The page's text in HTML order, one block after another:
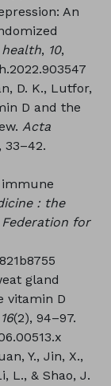
An
, 10,
D. K., Lutfor,
D and the
Acta
33–42.
immune
: the
for
gland
vitamin D
16(2), 94–97.
Y., Jin, X.,
L., & Shao, J.